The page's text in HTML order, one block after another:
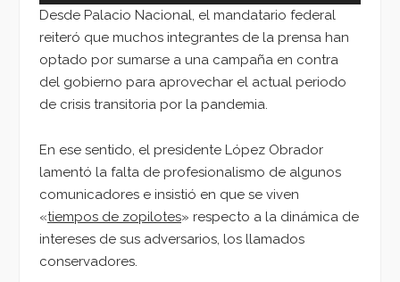
Desde Palacio Nacional, el mandatario federal
reiteró que muchos integrantes de la prensa han
optado por sumarse a una campaña en contra
del gobierno para aprovechar el actual periodo
de crisis transitoria por la pandemia.
En ese sentido, el presidente López Obrador
lamentó la falta de profesionalismo de algunos
comunicadores e insistió en que se viven
«tiempos de zopilotes» respecto a la dinámica de
intereses de sus adversarios, los llamados
conservadores.